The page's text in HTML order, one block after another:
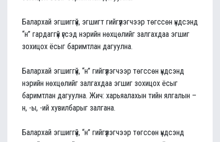
Балархай эгшиггүй, эгшигт гийгүүлэгчээр төгссөн үндсэнд
“н” гардаггүй үгсэд нэрийн нөхцөлийг залгахдаа эгшиг
зохицох ёсыг баримтлан дагуулна.
Балархай эгшиггүй, “н” гийгүүлэгчээр төгссөн үндсэнд
нэрийн нөхцөлийг залгахдаа эгшиг зохицох ёсыг
баримтлан дагуулна. Жич: харьяалахын тийн ялгалын –
н, -ы, -ий хувилбарыг залгана.
Балархай эгшиггүй, “н” гийгүүлэгчээр төгссөн үндсэнд